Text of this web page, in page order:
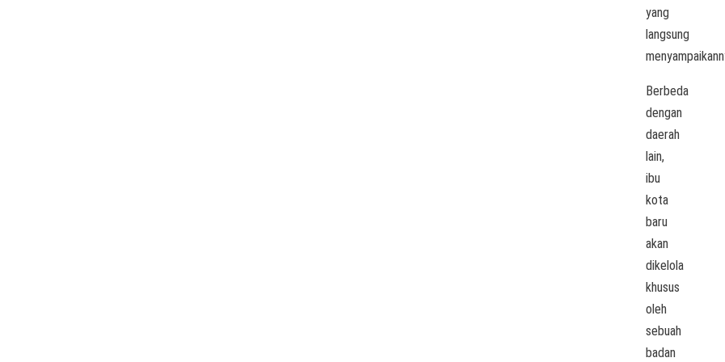
yang
langsung
Berbeda
dengan
daerah
lain,
ibu
kota
baru
akan
dikelola
khusus
oleh
sebuah
badan